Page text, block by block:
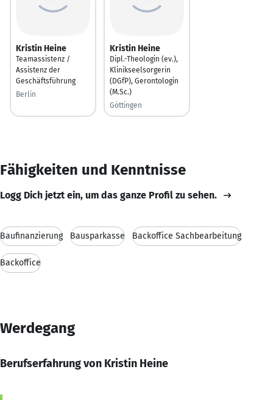
Kristin Heine
Teamassistenz /
Assistenz der
Geschäftsführung
Berlin
Kristin Heine
Dipl.-Theologin (ev.),
Klinikseelsorgerin
(DGfP), Gerontologin
(M.Sc.)
Göttingen
Fähigkeiten und Kenntnisse
Logg Dich jetzt ein, um das ganze Profil zu sehen.
Baufinanzierung Bausparkasse Backoffice Sachbearbeitung
Backoffice
Werdegang
Berufserfahrung von Kristin Heine